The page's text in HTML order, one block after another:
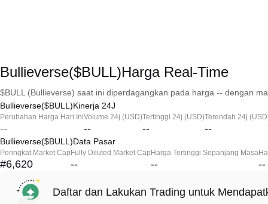
Bullieverse($BULL)Harga Real-Time
$BULL (Bullieverse) saat ini diperdagangkan pada harga -- dengan
Bullieverse($BULL)Kinerja 24J
Perubahan Harga Hari Ini
--
Volume 24j (USD)
--
Tertinggi 24j (USD)
--
Terendah 24j
--
Bullieverse($BULL)Data Pasar
Peringkat Market Cap
#6,620
Fully Diluted Market Cap
--
Harga Tertinggi Sepanjang Masa
-- --
Daftar dan Lakukan Trading untuk